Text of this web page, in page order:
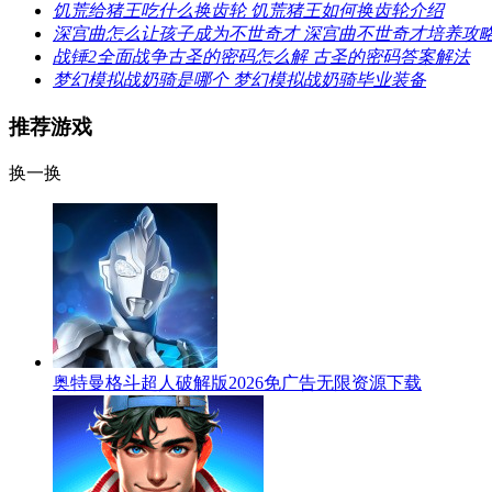
饥荒给猪王吃什么换齿轮 饥荒猪王如何换齿轮介绍
深宫曲怎么让孩子成为不世奇才 深宫曲不世奇才培养攻
战锤2全面战争古圣的密码怎么解 古圣的密码答案解法
梦幻模拟战奶骑是哪个 梦幻模拟战奶骑毕业装备
推荐游戏
换一换
奥特曼格斗超人破解版2026免广告无限资源下载